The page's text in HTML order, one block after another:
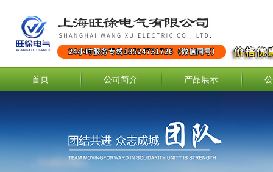
首页 公司简介 产品展示